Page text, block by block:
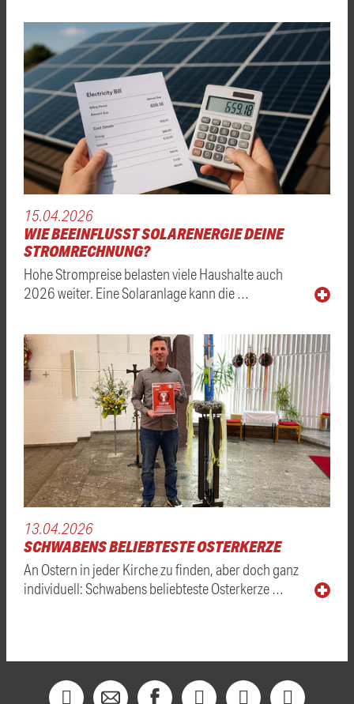
15.04.2026
WIE BEEINFLUSST SOLARENERGIE DEINE
STROMRECHNUNG?
Hohe Strompreise belasten viele Haushalte auch
2026 weiter. Eine Solaranlage kann die …
13.04.2026
SCHWABENS BELIEBTESTE OSTERKERZE
An Ostern in jeder Kirche zu finden, aber doch ganz
individuell: Schwabens beliebteste Osterkerze …